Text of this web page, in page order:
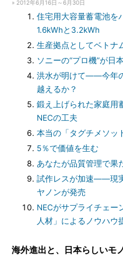
» 2012年6月16日～6月30日
住宅用大容量蓄電池を
1.6kWhと3.2kWh
生産拠点としてベトナ
ソニーの“プロ機”が日
洪水が明けて――今年
越えるか？
鍛え上げられた家庭用
NECの工夫
本当の「タグチメソッ
5％で価値を生む
あなたが品質管理で果
試作レスが加速――現
ヤノンが発売
NECがサプライチェー
人材」によるノウハウ
海外進出と、日本らしいモ